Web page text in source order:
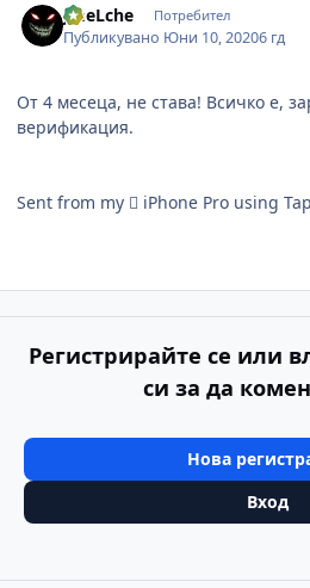
JmeLche Потребител
Публикувано Юни 10, 20206 гд
От 4 месеца, не става! Всичко е,
верификация.
Sent from my  iPhone Pro using
Регистрирайте се или
си за да
Нова
Вход